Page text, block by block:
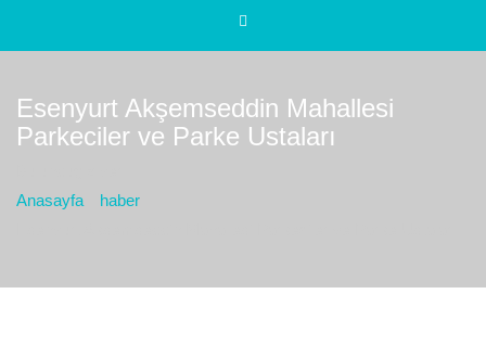
Esenyurt Akşemseddin Mahallesi
Parkeciler ve Parke Ustaları
Anasayfa
haber